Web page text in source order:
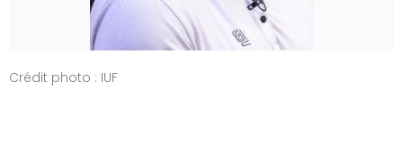
Crédit photo : IUF